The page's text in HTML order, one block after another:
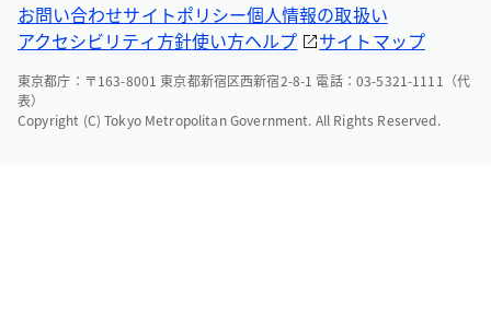
お問い合わせサイトポリシー個人情報の取扱い
アクセシビリティ方針使い方ヘルプ サイトマップ
東京都庁：〒163-8001 東京都新宿区西新宿2-8-1 電話：03-5321-1111（代
表）
Copyright (C) Tokyo Metropolitan Government. All Rights Reserved.